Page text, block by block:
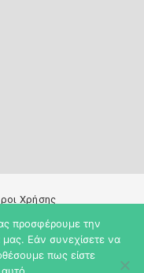
Χρήσης
A.E.
προσφέρουμε την
μας. Εάν συνεχίσετε να
πως είστε